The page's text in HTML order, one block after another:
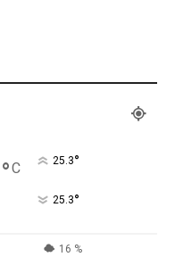
°C 25.3°
25.3°
16 %